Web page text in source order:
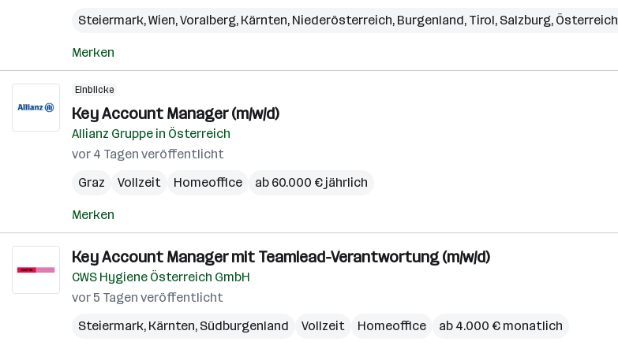
Steiermark,Wien,Voralberg, Kärnten, Niederösterreich, Burgenland, Tirol, Salzburg, Österreich
Merken
Einblicke
Key Account Manager (m/w/d)
Allianz Gruppe in Österreich
vor 4 Tagen veröffentlicht
Graz
Vollzeit Homeoffice ab 60.000 € jährlich
Merken
Key Account Manager mit Teamlead-Verantwortung (m/w/d)
CWS Hygiene Österreich GmbH
vor 5 Tagen veröffentlicht
Steiermark, Kärnten, Südburgenland Vollzeit Homeoffice ab 4.000 € monatlich